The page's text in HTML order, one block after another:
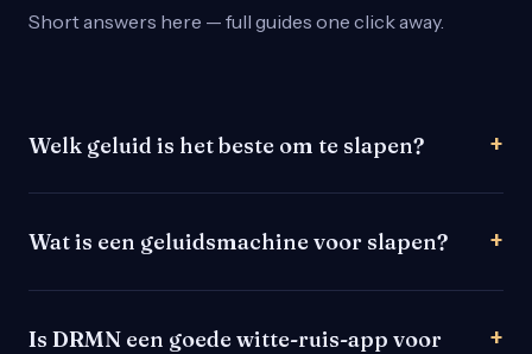
Short answers here — full guides one click away.
Welk geluid is het beste om te slapen?
Wat is een geluidsmachine voor slapen?
Is DRMN een goede witte-ruis-app voor